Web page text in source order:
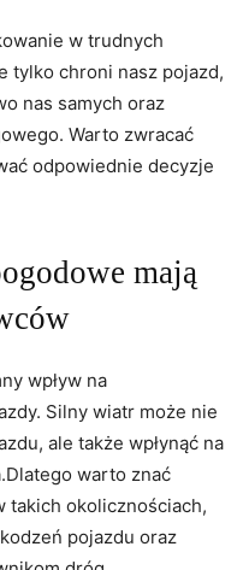
w trudnych
tylko ‌chroni ​nasz ‌pojazd,
nas⁤ samych oraz
Warto ‌zwracać
odpowiednie ​decyzje
mają
wpływ ‍na‍
Silny⁢ wiatr może nie‍
ale także wpłynąć na
warto ⁤znać
takich okolicznościach,
pojazdu oraz